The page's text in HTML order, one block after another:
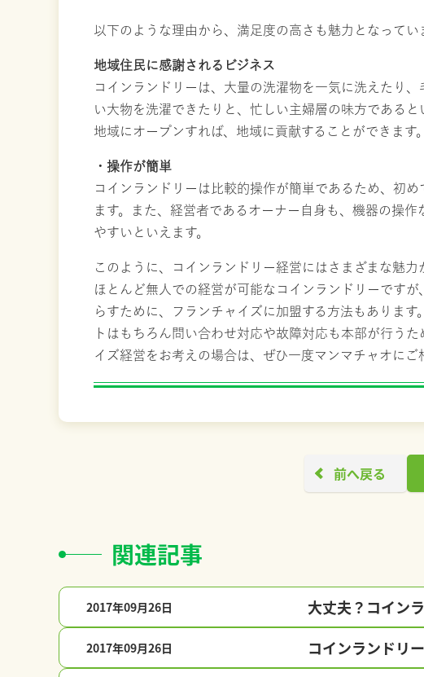
以下のような理由から、満足度の高さも魅力となってい
地域住民に感謝されるビジネス
コインランドリーは、大量の洗濯物を一気に洗えたり
い大物を洗濯できたりと、忙しい主婦層の味方である
地域にオープンすれば、地域に貢献することができます。
・操作が簡単
コインランドリーは比較的操作が簡単であるため、初
ます。また、経営者であるオーナー自身も、機器の操
やすいといえます。
このように、コインランドリー経営にはさまざまな魅力
ほとんど無人での経営が可能なコインランドリーです
らすために、フランチャイズに加盟する方法もありま
トはもちろん問い合わせ対応や故障対応も本部が行う
イズ経営をお考えの場合は、ぜひ一度マンマチャオにご
前へ戻る
関連記事
2017年09月26日 大丈夫？コイン
2017年09月26日 コインランドリ